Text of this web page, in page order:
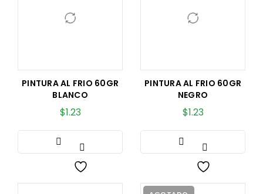
PINTURA AL FRIO 60GR
BLANCO
$1.23
PINTURA AL FRIO 60GR
NEGRO
$1.23